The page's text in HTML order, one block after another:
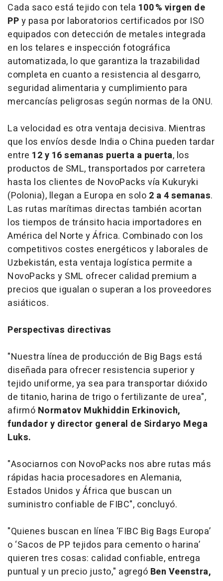
Cada saco está tejido con tela 100 % virgen de
PPy pasa por laboratorios certificados por ISO
equipados con detección de metales integrada
en los telares e inspección fotográfica
automatizada, lo que garantiza la trazabilidad
completa en cuanto a resistencia al desgarro,
seguridad alimentaria y cumplimiento para
mercancías peligrosas según normas de la ONU.
La velocidad es otra ventaja decisiva. Mientras
que los envíos desde India o China pueden tardar
entre 12 y 16 semanas puerta a puerta, los
productos de SML, transportados por carretera
hasta los clientes de NovoPacks vía Kukuryki
(Polonia), llegan a Europa en solo 2 a 4 semanas.
Las rutas marítimas directas también acortan
los tiempos de tránsito hacia importadores en
América del Norte y África. Combinado con los
competitivos costes energéticos y laborales de
Uzbekistán, esta ventaja logística permite a
NovoPacks y SML ofrecer calidad premium a
precios que igualan o superan a los proveedores
asiáticos.
Perspectivas directivas
"Nuestra línea de producción de Big Bags está
diseñada para ofrecer resistencia superior y
tejido uniforme, ya sea para transportar dióxido
de titanio, harina de trigo o fertilizante de urea",
afirmó Normatov Mukhiddin Erkinovich,
fundador y director general de Sirdaryo Mega
Luks.
"Asociarnos con NovoPacks nos abre rutas más
rápidas hacia procesadores en Alemania,
Estados Unidos y África que buscan un
suministro confiable de FIBC", concluyó.
"Quienes buscan en línea ‘FIBC Big Bags Europa’
o ‘Sacos de PP tejidos para cemento o harina’
quieren tres cosas: calidad confiable, entrega
puntual y un precio justo," agregó Ben Veenstra,